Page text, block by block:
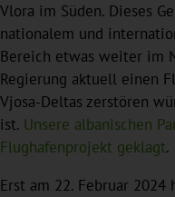
Vlora im Süden. Dieses
nationalem und
Bereich etwas weiter im
Regierung aktuell einen
Vjosa-Deltas zerstören
ist. Unsere albanischen
Flughafenprojekt geklagt.
Erst am 22. Februar